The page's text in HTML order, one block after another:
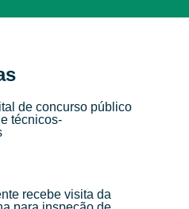
de concurso público
técnicos-
recebe visita da